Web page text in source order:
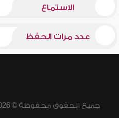
الاستماع
عدد مرات الحفظ
جميع الحقوق محفوظة © 2026 - 1998 لشبكة إسلام ويب